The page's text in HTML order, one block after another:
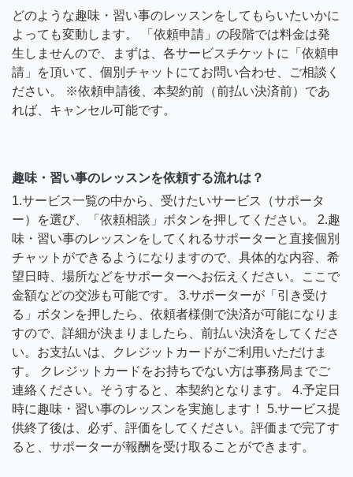
どのような趣味・習い事のレッスンをしてもらいたいかに
よっても変動します。 「依頼申請」の段階では料金は発
生しませんので、まずは、各サービスチケットに「依頼申
請」を頂いて、個別チャットにてお問い合わせ、ご相談く
ださい。 ※依頼申請後、本契約前（前払い決済前）であ
れば、キャンセル可能です。
趣味・習い事のレッスンを依頼する流れは？
1.サービス一覧の中から、受けたいサービス（サポータ
ー）を選び、「依頼相談」ボタンを押してください。 2.趣
味・習い事のレッスンをしてくれるサポーターと直接個別
チャットができるようになりますので、具体的な内容、希
望日時、場所などをサポーターへお伝えください。ここで
金額などの交渉も可能です。 3.サポーターが「引き受け
る」ボタンを押したら、依頼者様側で決済が可能になりま
すので、詳細が決まりましたら、前払い決済をしてくださ
い。お支払いは、クレジットカードがご利用いただけま
す。 クレジットカードをお持ちでない方は事務局までご
連絡ください。そうすると、本契約となります。 4.予定日
時に趣味・習い事のレッスンを実施します！ 5.サービス提
供終了後は、必ず、評価をしてください。評価まで完了す
ると、サポーターが報酬を受け取ることができます。